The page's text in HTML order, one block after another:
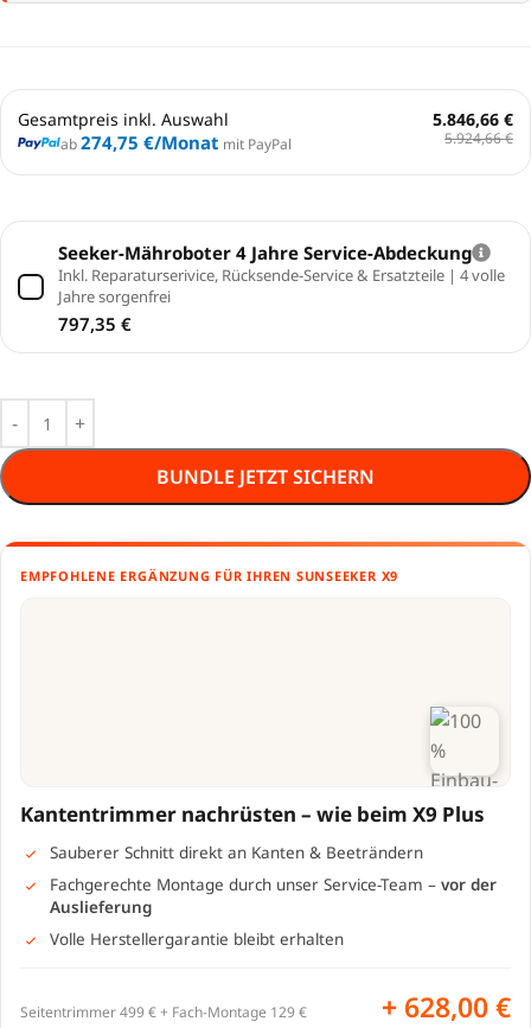
Gesamtpreis inkl. Auswahl
ab274,75 €/Monat mit PayPal
5.846,66 €
5.924,66 €
Seeker-Mähroboter 4 Jahre Service-Abdeckung
Inkl. Reparaturserivice, Rücksende-Service & Ersatzteile | 4 volle
Jahre sorgenfrei
797,35 €
BUNDLE JETZT SICHERN
EMPFOHLENE ERGÄNZUNG FÜR IHREN SUNSEEKER X9
Kantentrimmer nachrüsten – wie beim X9 Plus
Sauberer Schnitt direkt an Kanten & Beeträndern
Fachgerechte Montage durch unser Service-Team – vor der
Auslieferung
Volle Herstellergarantie bleibt erhalten
Seitentrimmer 499 € + Fach-Montage 129 € + 628,00€